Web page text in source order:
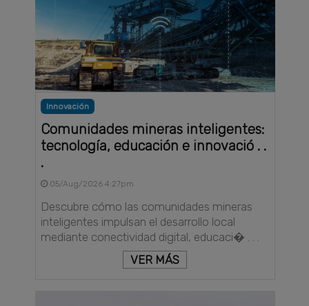
Innovación
Comunidades mineras inteligentes:
tecnología, educación e innovació . .
.
05/Aug/2026 4:27pm
Descubre cómo las comunidades mineras
inteligentes impulsan el desarrollo local
mediante conectividad digital, educaci� . . .
VER MÁS